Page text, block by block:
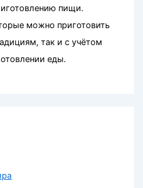
пищи.
можно приготовить
так и с учётом
еды.